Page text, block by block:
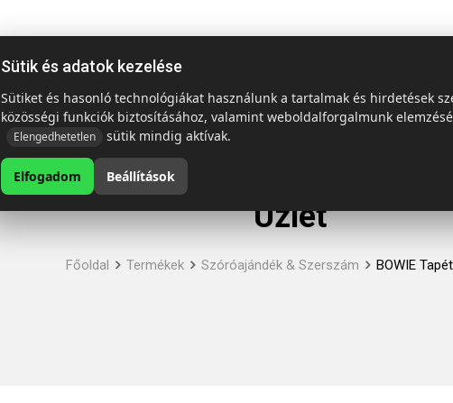
Kezdőlap Termékek Emblémázás és szállítás Tech =
Üzlet
Főoldal Termékek Szóróajándék & Szerszám BOWIE
Sütik és adatok kezelése
Sütiket és hasonló technológiákat használunk a tartalmak és hirdetések
közösségi funkciók biztosításához, valamint weboldalforgalmunk
Elengedhetetlen sütik mindig aktívak.
Elfogadom Beállítások